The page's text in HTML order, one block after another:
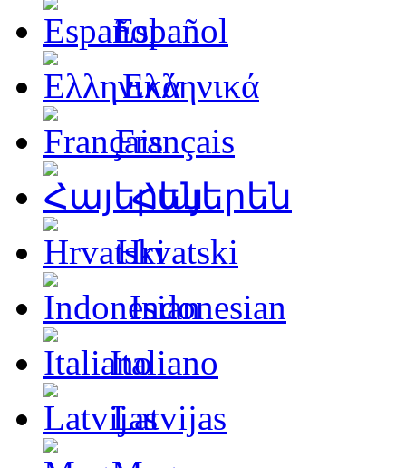
Español
Ελληνικά
Français
Հայերեն
Hrvatski
Indonesian
Italiano
Latvijas